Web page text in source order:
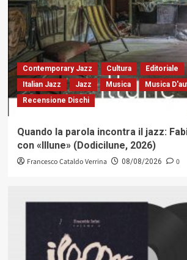
Contemporary Jazz Cultura Editoriale
Italian Jazz
Jazz Musica Musica
Recensione Dischi
Quando la parola incontra il jazz:
con «Illune» (Dodicilune, 2026)
Francesco Cataldo Verrina 08/08/2026 0